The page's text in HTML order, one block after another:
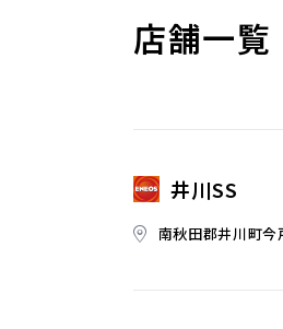
店舗一覧
井川SS
南秋田郡井川町